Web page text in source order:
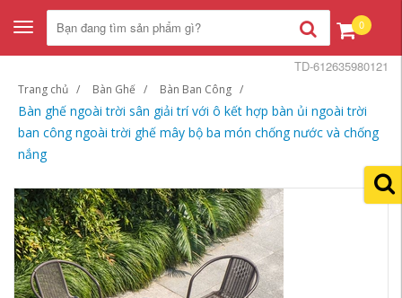
Toggle
navigation
0
Trang chủ Bàn Ghế Bàn Ban Công
Bàn ghế ngoài trời sân giải trí với ô kết hợp bàn ủi ngoài trời
ban công ngoài trời ghế mây bộ ba món chống nước và chống
nắng
TD-612635980121